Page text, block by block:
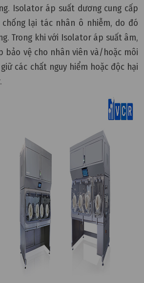
Isolator áp suất dương cung cấp
lại tác nhân ô nhiễm, do đó
Trong khi với Isolator áp suất âm,
bảo vệ cho nhân viên và/hoặc môi
các chất nguy hiểm hoặc độc hại